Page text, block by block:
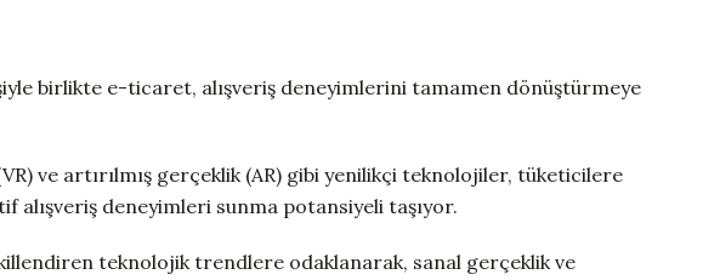
birlikte e-ticaret, alışveriş deneyimlerini tamamen dönüştürmeye
ve artırılmış gerçeklik (AR) gibi yenilikçi teknolojiler, tüketicilere
alışveriş deneyimleri sunma potansiyeli taşıyor.
teknolojik trendlere odaklanarak, sanal gerçeklik ve